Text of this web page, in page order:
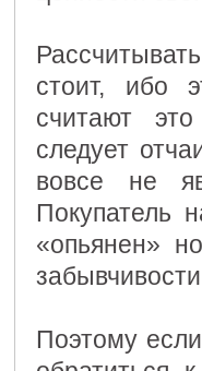
стоит, ибо
считают
следует
вовсе не
Покупатель
«опьянен»
Поэтому